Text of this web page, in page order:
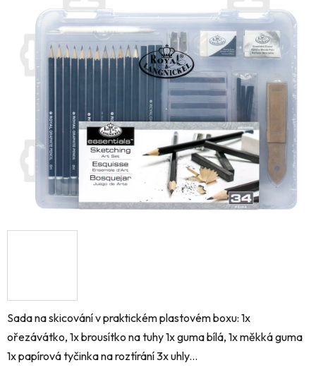
Sada na skicování v praktickém plastovém boxu: 1x
ořezávátko, 1x brousítko na tuhy 1x guma bílá, 1x měkká guma
1x papírová tyčinka na roztírání 3x uhly...
hvězdiček.